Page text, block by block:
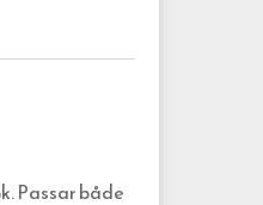
Passar både